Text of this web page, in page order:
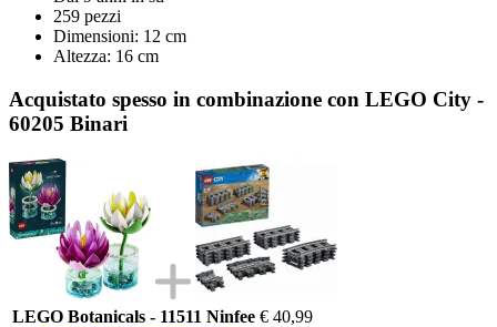
259 pezzi
Dimensioni: 12 cm
Altezza: 16 cm
Acquistato spesso in combinazione con LEGO City -
60205 Binari
LEGO Botanicals - 11511 Ninfee € 40,99